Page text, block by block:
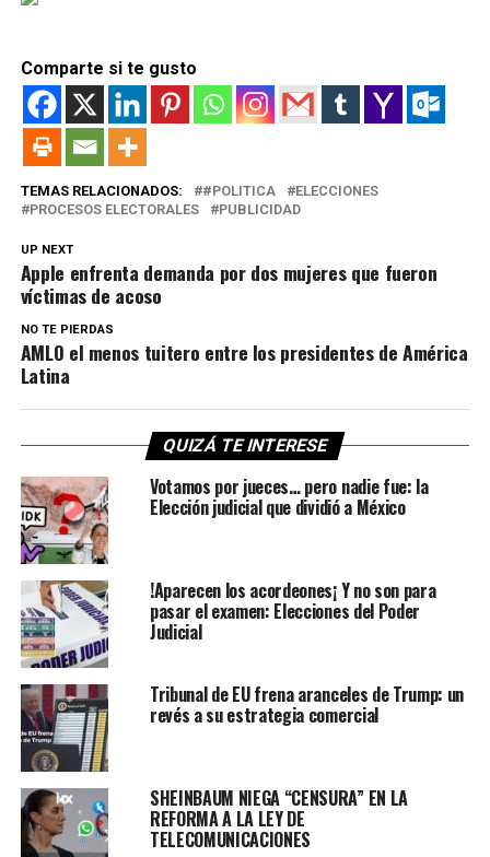
Comparte si te gusto
TEMAS RELACIONADOS: #POLITICA
ELECCIONES
PROCESOS ELECTORALES
PUBLICIDAD
UP NEXT
Apple enfrenta demanda por dos mujeres que fueron
víctimas de acoso
NO TE PIERDAS
AMLO el menos tuitero entre los presidentes de América
Latina
QUIZÁ TE INTERESE
Votamos por jueces… pero nadie fue: la
Elección judicial que dividió a México
!Aparecen los acordeones¡ Y no son para
pasar el examen: Elecciones del Poder
Judicial
Tribunal de EU frena aranceles de Trump: un
revés a su estrategia comercial
SHEINBAUM NIEGA “CENSURA” EN LA
REFORMA A LA LEY DE
TELECOMUNICACIONES